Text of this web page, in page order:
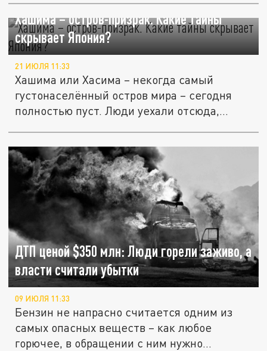
Хашима – остров-призрак. Какие тайны
скрывает Япония?
21 ИЮЛЯ 11:33
Хашима или Хасима – некогда самый
густонаселённый остров мира – сегодня
полностью пуст. Люди уехали отсюда,...
ДТП ценой $350 млн: Люди горели заживо, а
власти считали убытки
09 ИЮЛЯ 11:33
Бензин не напрасно считается одним из
самых опасных веществ – как любое
горючее, в обращении с ним нужно...